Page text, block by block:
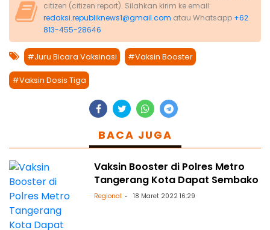
citizen (citizen report). Silahkan kirim ke email:
redaksi.republiknews1@gmail.com atau Whatsapp +62
813-455-28646
#Juru Bicara Vaksinasi #Vaksin Booster
#Vaksin Dosis Tiga
BACA JUGA
Vaksin Booster di Polres Metro
Tangerang Kota Dapat Sembako
Regional 18 Maret 2022 16:29